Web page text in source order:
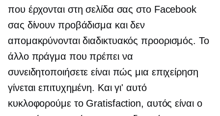
που έρχονται στη σελίδα σας στο Facebook
σας δίνουν προβάδισμα και δεν
απομακρύνονται διαδικτυακός προορισμός. Το
άλλο πράγμα που πρέπει να
συνειδητοποιήσετε είναι πώς μια επιχείρηση
γίνεται επιτυχημένη. Και γι' αυτό
κυκλοφορούμε το Gratisfaction, αυτός είναι ο